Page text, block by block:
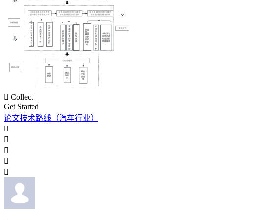
 Collect
Get Started
论文技术路线（汽车行业）




